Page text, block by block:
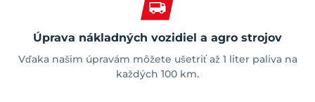
Úprava nákladných vozidiel a agro strojov
Vďaka našim úpravám môžete ušetriť až 1 liter paliva na
každých 100 km.